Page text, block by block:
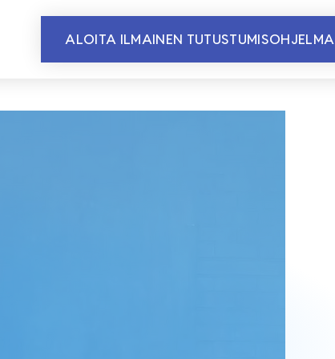
ALOITA ILMAINEN TUTUSTUMISOHJELMA